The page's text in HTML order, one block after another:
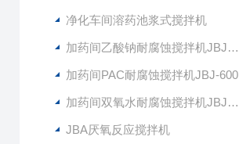
净化车间溶药池浆式搅拌机
加药间乙酸钠耐腐蚀搅拌机JBJ-400
加药间PAC耐腐蚀搅拌机JBJ-600
加药间双氧水耐腐蚀搅拌机JBJ-300
JBA厌氧反应搅拌机